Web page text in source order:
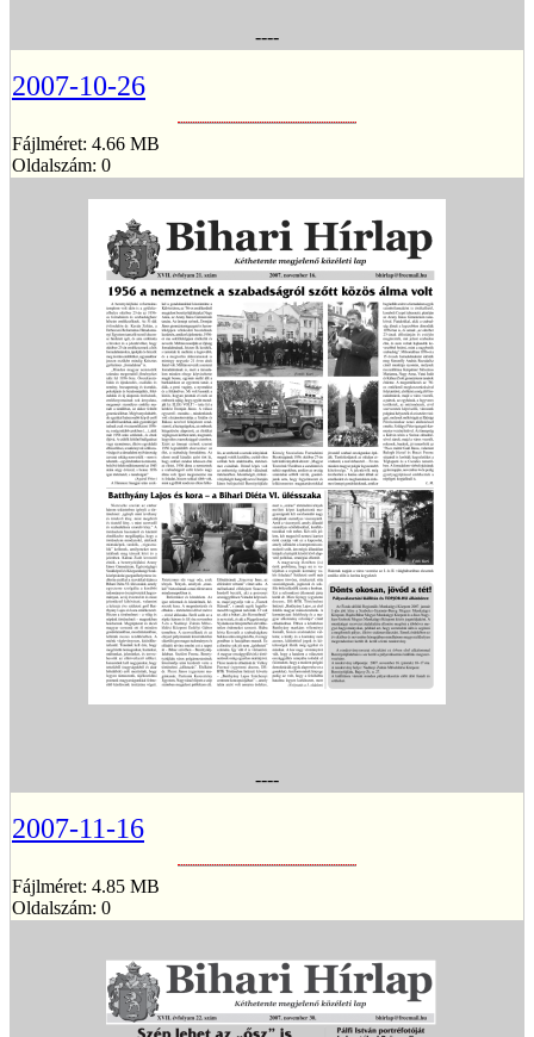
----
2007-10-26
Fájlméret: 4.66 MB
Oldalszám: 0
----
2007-11-16
Fájlméret: 4.85 MB
Oldalszám: 0